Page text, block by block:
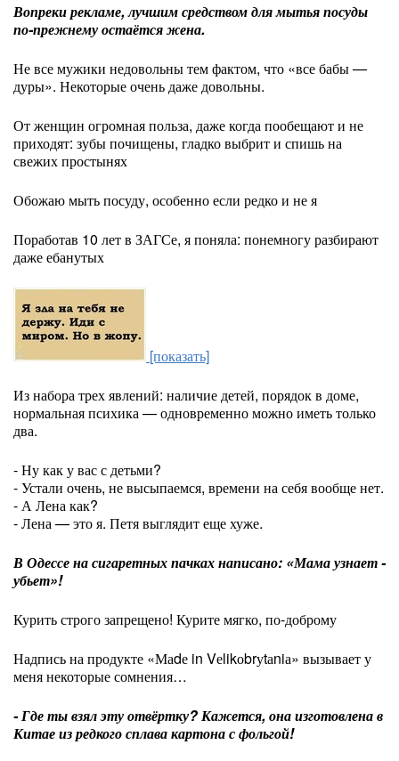
Вопреки рекламе, лучшим средством для мытья посуды
по-прежнему остаётся жена.
Не все мужики недовольны тем фактом, что «все бабы —
дуры». Некоторые очень даже довольны.
От женщин огромная польза, даже когда пообещают и не
приходят: зубы почищены, гладко выбрит и спишь на
свежих простынях
Обожаю мыть посуду, особенно если редко и не я
Поработав 10 лет в ЗАГСе, я поняла: понемногу разбирают
даже ебанутых
[показать]
Из набора трех явлений: наличие детей, порядок в доме,
нормальная психика — одновременно можно иметь только
два.
- Ну как у вас с детьми?
- Устали очень, не высыпаемся, времени на себя вообще нет.
- А Лена как?
- Лена — это я. Петя выглядит еще хуже.
В Одессе на сигаретных пачках написано: «Мама узнает -
убьет»!
Курить строго запрещено! Курите мягко, по-доброму
Надпись на продукте «Маdе in Vеlikоbrуtаniа» вызывает у
меня некоторые сомнения…
- Где ты взял эту отвёртку? Кажется, она изготовлена в
Китае из редкого сплава картона с фольгой!